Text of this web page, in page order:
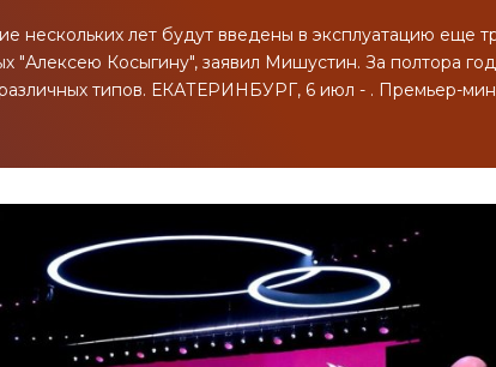
нескольких лет будут введены в эксплуатацию еще
"Алексею Косыгину", заявил Мишустин. За полтора
типов. ЕКАТЕРИНБУРГ, 6 июл - . Премьер-